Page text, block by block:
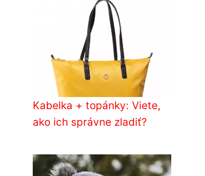
Kabelka + topánky: Viete,
ako ich správne zladiť?